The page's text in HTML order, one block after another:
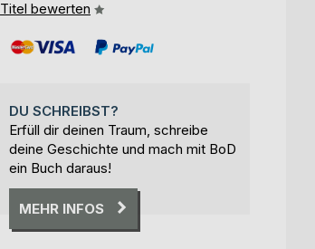
Titel bewerten
DU SCHREIBST?
Erfüll dir deinen Traum, schreibe
deine Geschichte und mach mit BoD
ein Buch daraus!
MEHR INFOS